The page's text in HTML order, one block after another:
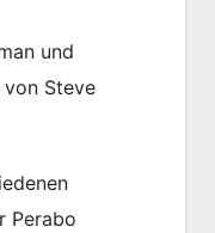
und
Steve
Perabo